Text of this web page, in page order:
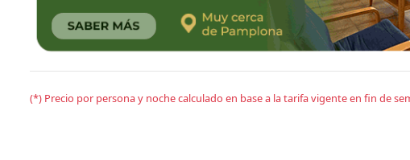
(*) Precio por persona y noche calculado en base a la tarifa vigente en fin de